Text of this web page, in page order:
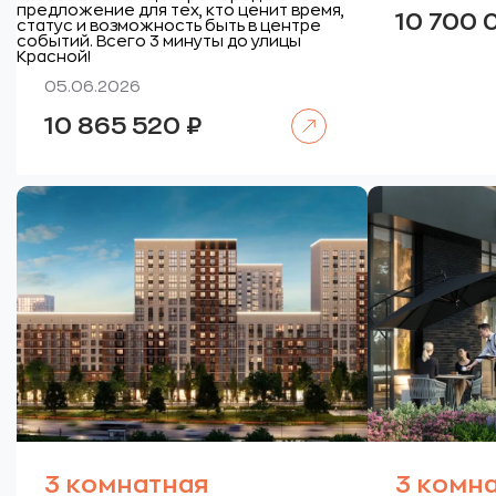
предложение для тех, кто ценит время,
статус и возможность быть в центре
событий. Всего 3 минуты до улицы
Красной!
05.06.2026
10 865 520 ₽
10 700
3 комнатная
3